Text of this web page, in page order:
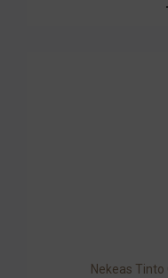
Nekeas Tinto